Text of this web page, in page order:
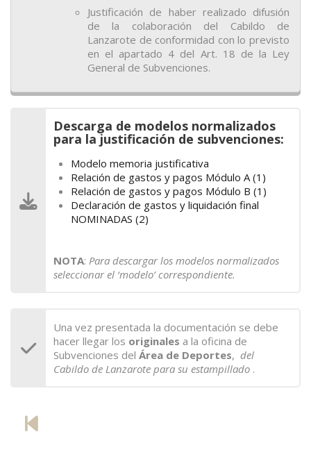
Justificación de haber realizado difusión
de la colaboración del Cabildo de
Lanzarote de conformidad con lo previsto
en el apartado 4 del Art. 18 de la Ley
General de Subvenciones.
Descarga de modelos normalizados
para la justificación de subvenciones:
Modelo memoria justificativa
Relación de gastos y pagos Módulo A (1)
Relación de gastos y pagos Módulo B (1)
Declaración de gastos y liquidación final
NOMINADAS (2)
NOTA: Para descargar los modelos normalizados
seleccionar el ‘modelo’ correspondiente.
Una vez presentada la documentación se debe
hacer llegar los originales a la oficina de
Subvenciones del Área de Deportes, del
Cabildo de Lanzarote para su estampillado .